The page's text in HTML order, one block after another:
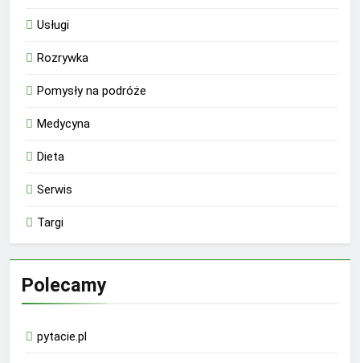
Usługi
Rozrywka
Pomysły na podróże
Medycyna
Dieta
Serwis
Targi
Polecamy
pytacie.pl